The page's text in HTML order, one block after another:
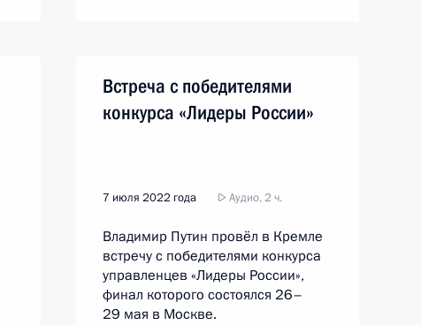
Встреча с победителями
конкурса «Лидеры России»
7 июля 2022 года Аудио, 2 ч.
Владимир Путин провёл в Кремле
встречу с победителями конкурса
управленцев «Лидеры России»,
финал которого состоялся 26–
29 мая в Москве.